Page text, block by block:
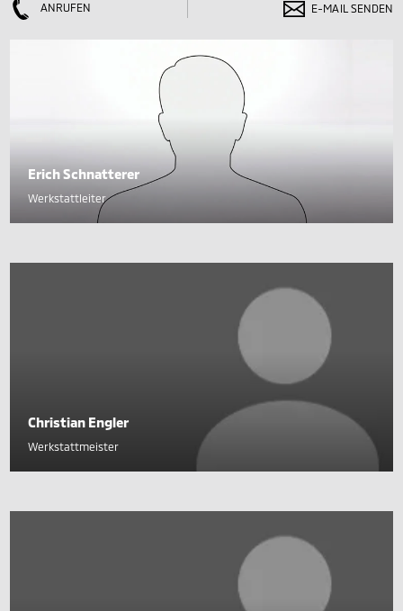
ANRUFEN E-MAIL SENDEN
Erich Schnatterer
Werkstattleiter
Christian Engler
Werkstattmeister